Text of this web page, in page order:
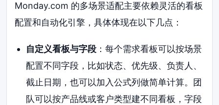
Monday.com 的多场景适配主要依赖灵活的看板
配置和自动化引擎，具体体现在以下几点：
自定义看板与字段：每个需求看板可以按场景
配置不同字段，比如状态、优先级、负责人、
截止日期，也可以加入公式列做简单计算。团
队可以按产品线或客户类型建不同看板，字段